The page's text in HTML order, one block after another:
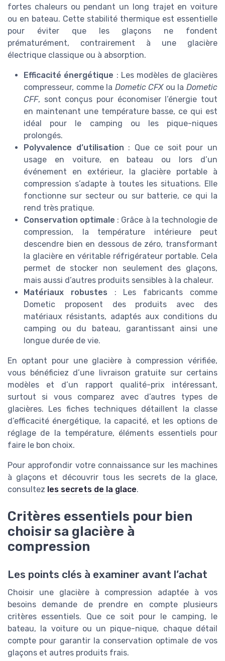
fortes chaleurs ou pendant un long trajet en voiture
ou en bateau. Cette stabilité thermique est essentielle
pour éviter que les glaçons ne fondent
prématurément, contrairement à une glacière
électrique classique ou à absorption.
Efficacité énergétique : Les modèles de glacières
compresseur, comme la Dometic CFXou laDometic
CFF, sont conçus pour économiser l’énergie tout
en maintenant une température basse, ce qui est
idéal pour le camping ou les pique-niques
prolongés.
Polyvalence d’utilisation : Que ce soit pour un
usage en voiture, en bateau ou lors d’un
événement en extérieur, la glacière portable à
compression s’adapte à toutes les situations. Elle
fonctionne sur secteur ou sur batterie, ce qui la
rend très pratique.
Conservation optimale : Grâce à la technologie de
compression, la température intérieure peut
descendre bien en dessous de zéro, transformant
la glacière en véritable réfrigérateur portable. Cela
permet de stocker non seulement des glaçons,
mais aussi d’autres produits sensibles à la chaleur.
Matériaux robustes : Les fabricants comme
Dometic proposent des produits avec des
matériaux résistants, adaptés aux conditions du
camping ou du bateau, garantissant ainsi une
longue durée de vie.
En optant pour une glacière à compression vérifiée,
vous bénéficiez d’une livraison gratuite sur certains
modèles et d’un rapport qualité-prix intéressant,
surtout si vous comparez avec d’autres types de
glacières. Les fiches techniques détaillent la classe
d’efficacité énergétique, la capacité, et les options de
réglage de la température, éléments essentiels pour
faire le bon choix.
Pour approfondir votre connaissance sur les machines
à glaçons et découvrir tous les secrets de la glace,
consultez les secrets de la glace.
Critères essentiels pour bien
choisir sa glacière à
compression
Les points clés à examiner avant l’achat
Choisir une glacière à compression adaptée à vos
besoins demande de prendre en compte plusieurs
critères essentiels. Que ce soit pour le camping, le
bateau, la voiture ou un pique-nique, chaque détail
compte pour garantir la conservation optimale de vos
glaçons et autres produits frais.